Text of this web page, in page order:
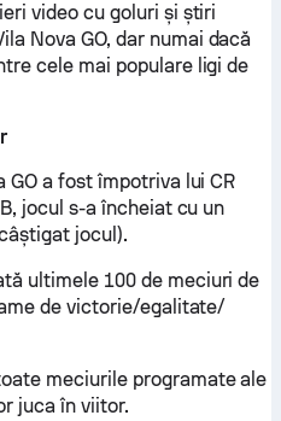
video cu goluri și știri
Nova GO, dar numai dacă
cele mai populare ligi de
a fost împotriva lui CR
jocul s-a încheiat cu un
jocul).
ultimele 100 de meciuri de
de victorie/egalitate/
meciurile programate ale
juca în viitor.